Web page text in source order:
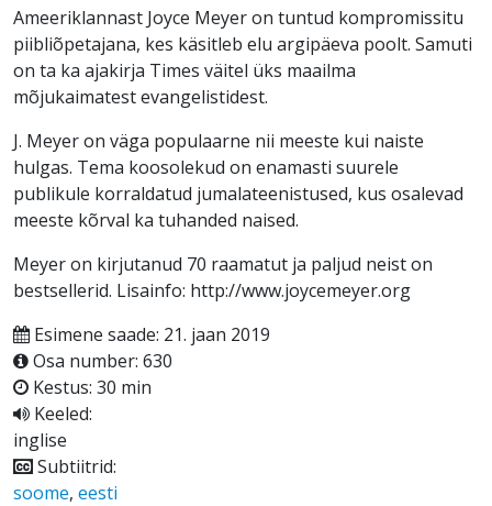
Ameeriklannast Joyce Meyer on tuntud kompromissitu
piibliõpetajana, kes käsitleb elu argipäeva poolt. Samuti
on ta ka ajakirja Times väitel üks maailma
mõjukaimatest evangelistidest.
J. Meyer on väga populaarne nii meeste kui naiste
hulgas. Tema koosolekud on enamasti suurele
publikule korraldatud jumalateenistused, kus osalevad
meeste kõrval ka tuhanded naised.
Meyer on kirjutanud 70 raamatut ja paljud neist on
bestsellerid. Lisainfo: http://www.joycemeyer.org
Esimene saade: 21. jaan 2019
Osa number: 630
Kestus: 30 min
Keeled:
inglise
Subtiitrid:
soome, eesti